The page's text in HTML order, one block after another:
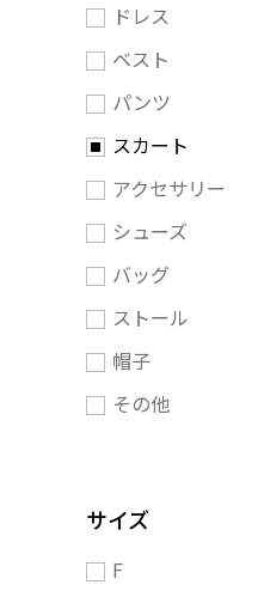
ドレス
ベスト
パンツ
スカート
アクセサリー
シューズ
バッグ
ストール
帽子
その他
サイズ
F